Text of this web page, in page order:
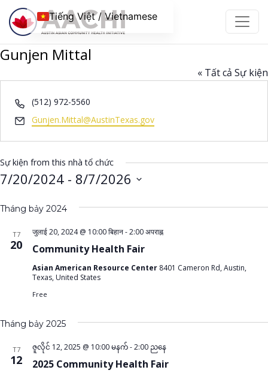
Chuyển đến nội dung
Gunjen Mittal
« Tất cả Sự kiện
Phone
(512) 972-5560
Email
Gunjen.Mittal@AustinTexas.gov
Sự kiện from this nhà tổ chức
7/20/2024 - 8/7/2026
ngày.
Tháng bảy 2024
T7
20 Community Health Fair
जुलाई 20, 2024 @ 10:00 बिहान-2:00 अपराह्न
Asian American Resource Center 8401 Cameron Rd, Austin,
Texas, United States
Free
Tháng bảy 2025
T7
12 2025 Community Health Fair
ဇူလိုင် 12, 2025 @ 10:00 မနက်-2:00 ညနေ
Tiếng Việt / Vietnamese